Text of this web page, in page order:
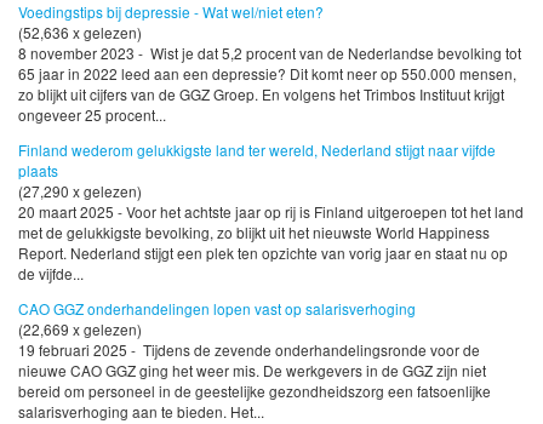
Voedingstips bij depressie - Wat wel/niet eten?
(52,636 x gelezen)
8 november 2023 - Wist je dat 5,2 procent van de Nederlandse bevolking tot
65 jaar in 2022 leed aan een depressie? Dit komt neer op 550.000 mensen,
zo blijkt uit cijfers van de GGZ Groep. En volgens het Trimbos Instituut krijgt
ongeveer 25 procent...
Finland wederom gelukkigste land ter wereld, Nederland stijgt naar vijfde
plaats
(27,290 x gelezen)
20 maart 2025 - Voor het achtste jaar op rij is Finland uitgeroepen tot het land
met de gelukkigste bevolking, zo blijkt uit het nieuwste World Happiness
Report. Nederland stijgt een plek ten opzichte van vorig jaar en staat nu op
de vijfde...
CAO GGZ onderhandelingen lopen vast op salarisverhoging
(22,669 x gelezen)
19 februari 2025 - Tijdens de zevende onderhandelingsronde voor de
nieuwe CAO GGZ ging het weer mis. De werkgevers in de GGZ zijn niet
bereid om personeel in de geestelijke gezondheidszorg een fatsoenlijke
salarisverhoging aan te bieden. Het...